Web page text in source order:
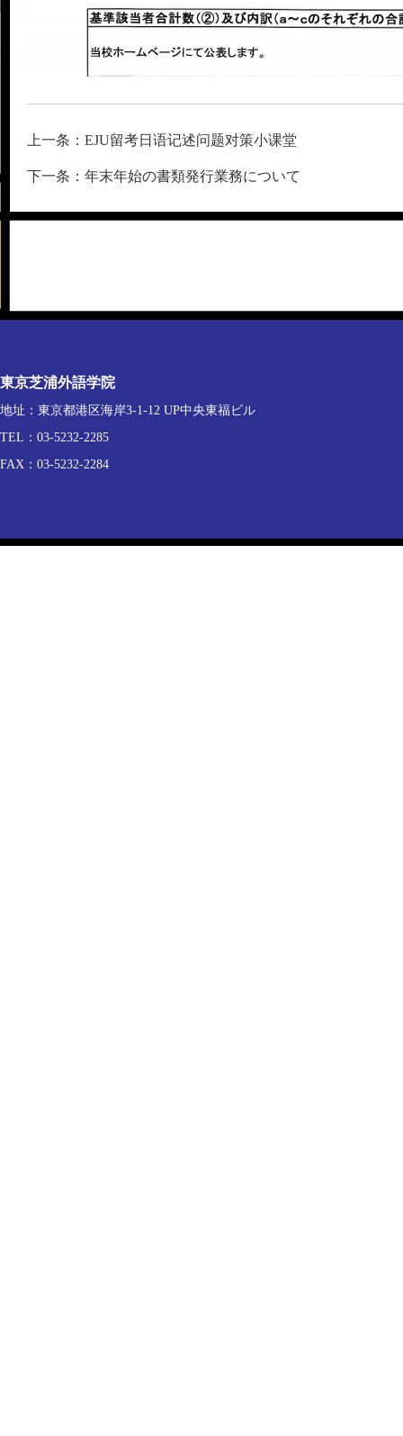
上一条：EJU留考日语记述问题对策小课堂
下一条：年末年始の書類発行業務について
東京芝浦外語学院
地址：東京都港区海岸3-1-12 UP中央東福ビル
TEL：03-5232-2285
FAX：03-5232-2284